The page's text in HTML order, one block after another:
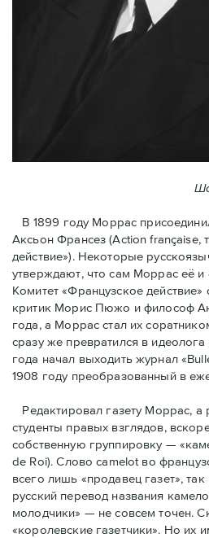
В 1899 году Моррас
Аксьон Франсез (Action française,
действие»). Некоторые
утверждают, что сам Моррас её и
Комитет «Французское
критик Морис Пюжо и философ
года, а Моррас стал их
сразу же превратился в
года начал выходить журнал
1908 году преобразованный в
Редактировал газету Моррас, а
студенты правых взглядов,
собственную группировку —
de Roi). Слово camelot во
всего лишь «продавец газет»,
русский перевод названия
молодчики» — не совсем точен.
«королевские газетчики». Но их